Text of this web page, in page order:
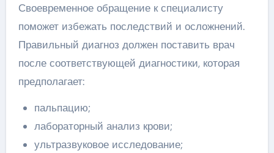
Своевременное обращение к специалисту
поможет избежать последствий и осложнений.
Правильный диагноз должен поставить врач
после соответствующей диагностики, которая
предполагает:
пальпацию;
лабораторный анализ крови;
ультразвуковое исследование;